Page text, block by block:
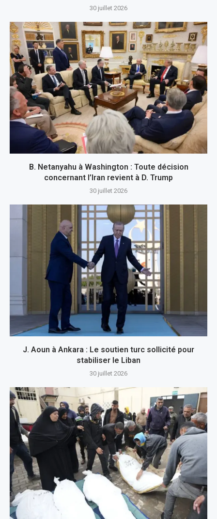
30 juillet 2026
B. Netanyahu à Washington : Toute décision
concernant l’Iran revient à D. Trump
30 juillet 2026
J. Aoun à Ankara : Le soutien turc sollicité pour
stabiliser le Liban
30 juillet 2026